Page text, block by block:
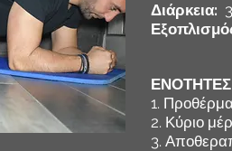
Διάρκεια:
ΕΝΟΤΗΤΕΣ
1.
2. Κύριο
3.